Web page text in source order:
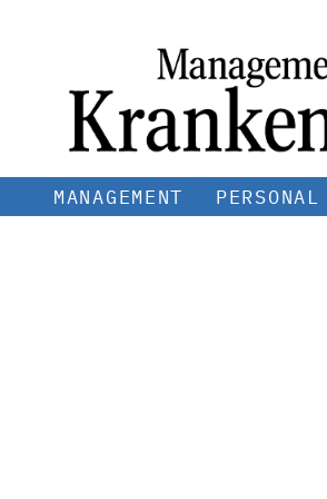
MANAGEMENT PERSONAL